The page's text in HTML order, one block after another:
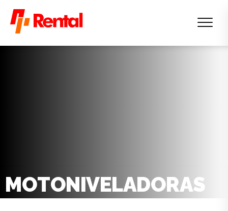
MOTONIVELADORAS